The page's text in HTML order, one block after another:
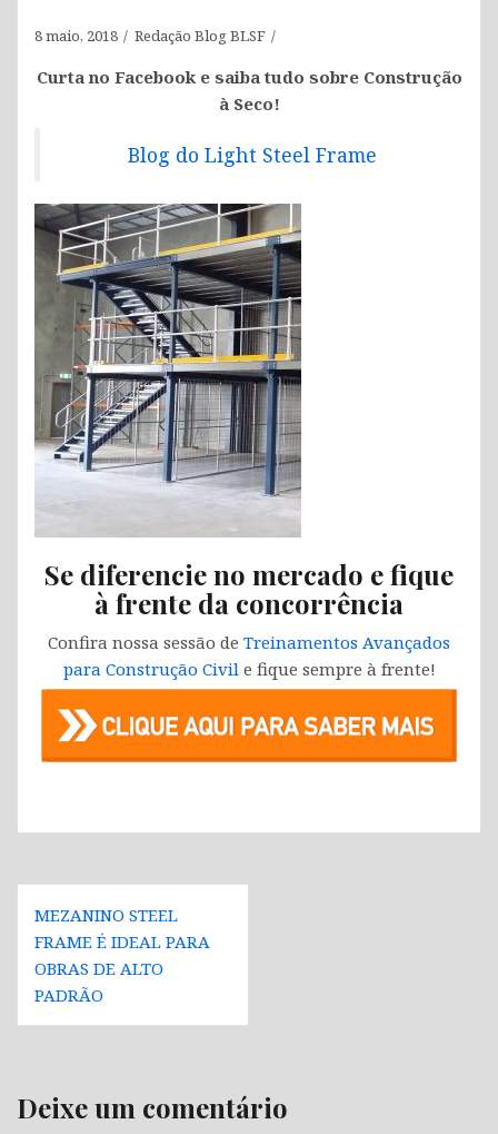
8 maio, 2018 Redação Blog BLSF
Curta no Facebook e saiba tudo sobre Construção
à Seco!
Blog do Light Steel Frame
Se diferencie no mercado e fique
à frente da concorrência
Confira nossa sessão de Treinamentos Avançados
para Construção Civile fique sempre à frente!
Navegação
de
Post
MEZANINO STEEL
FRAME É IDEAL PARA
OBRAS DE ALTO
PADRÃO
Deixe um comentário